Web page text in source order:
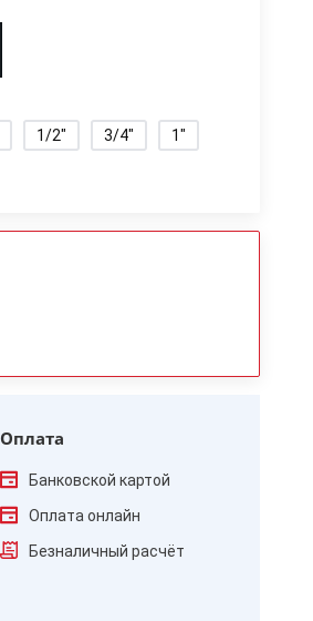
1/2" 3/4" 1"
Оплата
Банковской картой
Оплата онлайн
Безналичный расчёт